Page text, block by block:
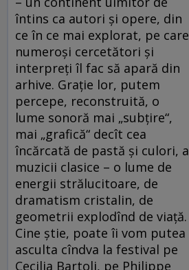
întins ca autori şi opere, din
ce în ce mai explorat, pe care
numeroşi cercetători şi
interpreţi îl fac să apară din
arhive. Graţie lor, putem
percepe, reconstruită, o
lume sonoră mai „subţire“,
mai „grafică“ decît cea
încărcată de pastă şi culori, a
muzicii clasice – o lume de
energii strălucitoare, de
dramatism cristalin, de
geometrii explodînd de viaţă.
Cine ştie, poate îi vom putea
asculta cîndva la festival pe
Cecilia Bartoli, pe Philippe